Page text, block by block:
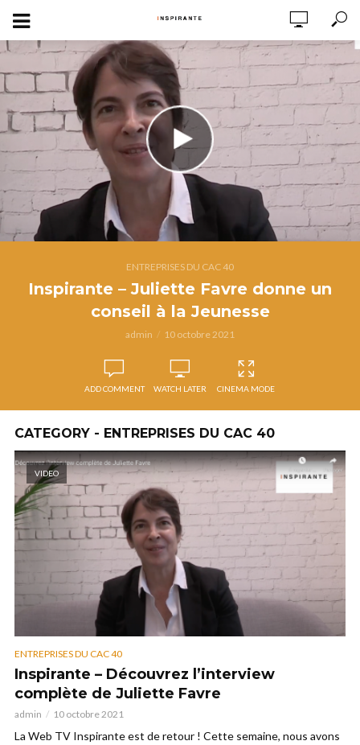
ENTREPRISES DU CAC 40
Inspirante – Juliette Favre donne un
conseil à la Jeunesse
admin 10 octobre 2021
ADD COMMENT WATCH LATER CINEMA MODE
CATEGORY - ENTREPRISES DU CAC 40
VIDEO
ENTREPRISES DU CAC 40
Inspirante – Découvrez l’interview
complète de Juliette Favre
admin 10 octobre 2021
La Web TV Inspirante est de retour ! Cette semaine, nous avons